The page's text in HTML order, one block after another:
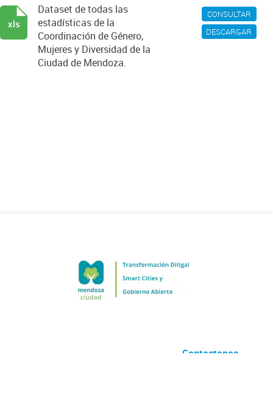
CONSULTAR
DESCARGAR
Dataset de todas las
estadísticas de la
Coordinación de Género,
Mujeres y Diversidad de la
Ciudad de Mendoza.
xls
Contactanos